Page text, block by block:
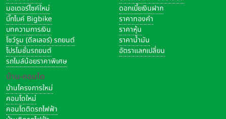
มอเตอร์ไซค์ใหม่
บิ๊กไบค์ Bigbike
บทความการเงิน
โชว์รูม (ดีลเลอร์) รถยนต์
โปรโมชั่นรถยนต์
รถไมล์น้อยราคาพิเศษ
บ้าน-คอนโด
บ้านโครงการใหม่
คอนโดใหม่
คอนโดติดรถไฟฟ้า
ดอกเบี้ยเงินฝาก
ราคาทองคำ
ราคาหุ้น
ราคาน้ำมัน
อัตราแลกเปลี่ยน